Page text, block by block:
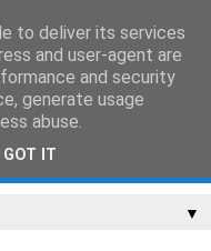
haciendo
Eduardo
▼
to deliver its services
and user-agent are
and security
generate usage
abuse.
GOT IT